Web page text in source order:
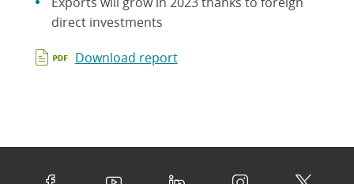
direct investments
Download report